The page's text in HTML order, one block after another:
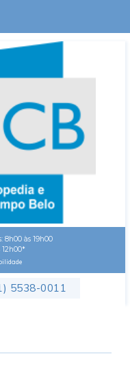
8h00 às 19h00
12h00*
5538-0011